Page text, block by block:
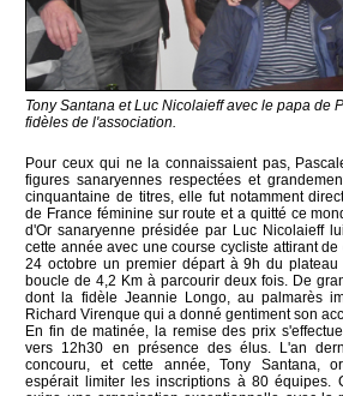
Tony Santana et Luc Nicolaieff avec le papa de
fidèles de l'association.
Pour ceux qui ne la connaissaient pas,
figures sanaryennes respectées et
cinquantaine de titres, elle fut notamment
de France féminine sur route et a quitté ce
d'Or sanaryenne présidée par Luc Nicolaieff
cette année avec une course cycliste attirant
24 octobre un premier départ à 9h du
boucle de 4,2 Km à parcourir deux fois. De
dont la fidèle Jeannie Longo, au palmarès
Richard Virenque qui a donné gentiment son
En fin de matinée, la remise des prix
vers 12h30 en présence des élus. L'an
concouru, et cette année, Tony Santana,
espérait limiter les inscriptions à 80 équipes.